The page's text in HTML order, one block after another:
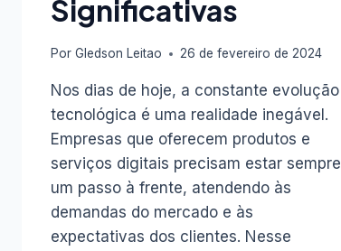
Significativas
Por Gledson Leitao 26 de fevereiro de 2024
Nos dias de hoje, a constante evolução
tecnológica é uma realidade inegável.
Empresas que oferecem produtos e
serviços digitais precisam estar sempre
um passo à frente, atendendo às
demandas do mercado e às
expectativas dos clientes. Nesse